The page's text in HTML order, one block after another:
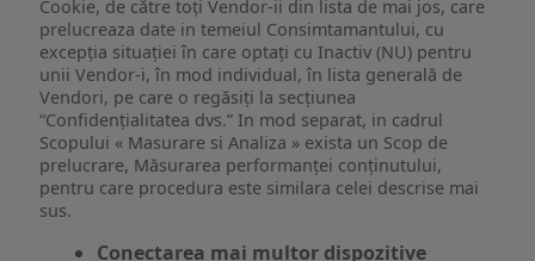
Cookie, de către toți Vendor-ii din lista de mai jos, care
prelucreaza date in temeiul Consimtamantului, cu
excepția situației în care optați cu Inactiv (NU) pentru
unii Vendor-i, în mod individual, în lista generală de
Vendori, pe care o regăsiți la secțiunea
“Confidențialitatea dvs.” In mod separat, in cadrul
Scopului « Masurare si Analiza » exista un Scop de
prelucrare, Măsurarea performanței conținutului,
pentru care procedura este similara celei descrise mai
sus.
Conectarea mai multor dispozitive